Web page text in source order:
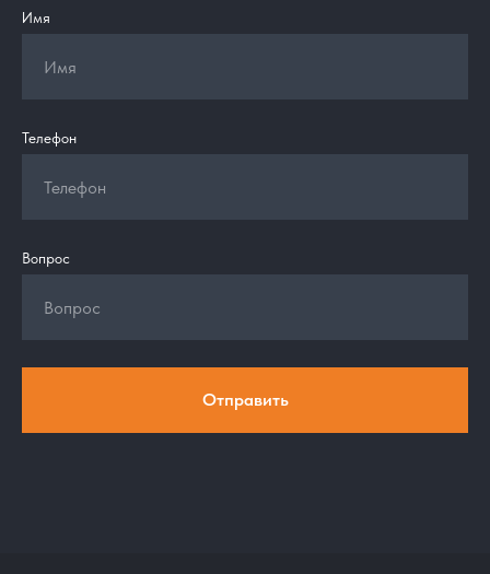
Имя
Телефон
Вопрос
Отправить